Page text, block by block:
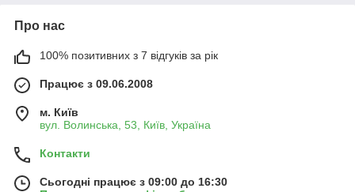
Про нас
100% позитивних з 7 відгуків за рік
Працює з 09.06.2008
м. Київ
вул. Волинська, 53, Київ, Україна
Контакти
Сьогодні працює з 09:00 до 16:30